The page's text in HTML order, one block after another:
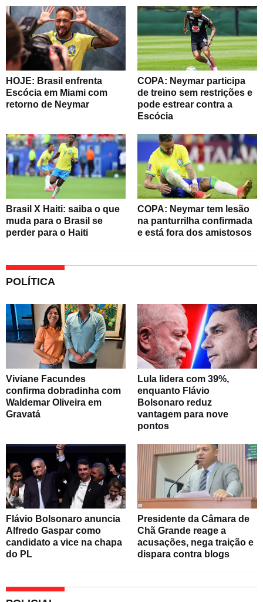
HOJE: Brasil enfrenta
Escócia em Miami com
retorno de Neymar
COPA: Neymar participa
de treino sem restrições e
pode estrear contra a
Escócia
Brasil X Haiti: saiba o que
muda para o Brasil se
perder para o Haiti
COPA: Neymar tem lesão
na panturrilha confirmada
e está fora dos amistosos
POLÍTICA
Viviane Facundes
confirma dobradinha com
Waldemar Oliveira em
Gravatá
Lula lidera com 39%,
enquanto Flávio
Bolsonaro reduz
vantagem para nove
pontos
Flávio Bolsonaro anuncia
Alfredo Gaspar como
candidato a vice na chapa
do PL
Presidente da Câmara de
Chã Grande reage a
acusações, nega traição e
dispara contra blogs